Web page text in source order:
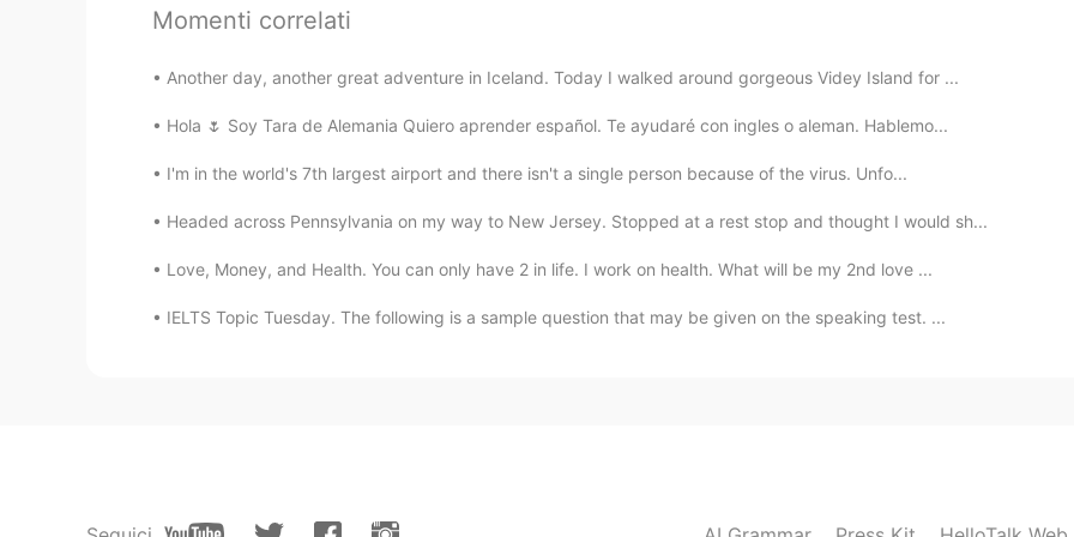
Es famosapor la comida picante.
esté n pensando: "Qué es esto enlafotoprimera?
están pensando: "Qué es esode la primerafoto?
ES EN
@ian 安伊恩 si esta bien escrito, osos pandas gigantes o grandes
Momenti correlati
Another day, another great adventure in Iceland. Today I walked around gorgeous Videy Island for ...
Hola 🌷 Soy Tara de Alemania Quiero aprender español. Te ayudaré con ingles o aleman. Hablemo...
I'm in the world's 7th largest airport and there isn't a single person because of the virus. Unfo...
Headed across Pennsylvania on my way to New Jersey. Stopped at a rest stop and thought I would sh...
Love, Money, and Health. You can only have 2 in life. I work on health. What will be my 2nd love ...
IELTS Topic Tuesday. The following is a sample question that may be given on the speaking test. ...